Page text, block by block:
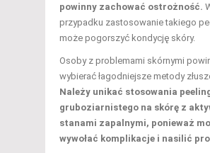
powinny zachować ostrożność.
przypadku zastosowanie takiego
może pogorszyć kondycję skóry.
Osoby z problemami skórnymi
wybierać łagodniejsze metody
Należy unikać stosowania
gruboziarnistego na skórę z
stanami zapalnymi, ponieważ
wywołać komplikacje i nasilić